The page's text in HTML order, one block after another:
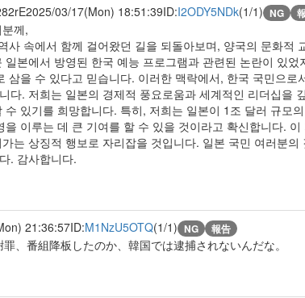
2025/03/17(Mon) 18:51:39ID:I2ODY5NDk(1/1) NG
께,
사 속에서 함께 걸어왔던 길을 되돌아보며, 양국의 문화적
일본에서 방영된 한국 예능 프로그램과 관련된 논란이 있
삼을 수 있다고 믿습니다. 이러한 맥락에서, 한국 국민으로
다. 저희는 일본의 경제적 풍요로움과 세계적인 리더십을
수 있기를 희망합니다. 특히, 저희는 일본이 1조 달러 규모
이루는 데 큰 기여를 할 수 있을 것이라고 확신합니다.
는 상징적 행보로 자리잡을 것입니다. 일본 국민 여러분
. 감사합니다.
21:36:57ID:M1NzU5OTQ(1/1) NG 報告
、番組降板したのか、韓国では逮捕されないんだな。